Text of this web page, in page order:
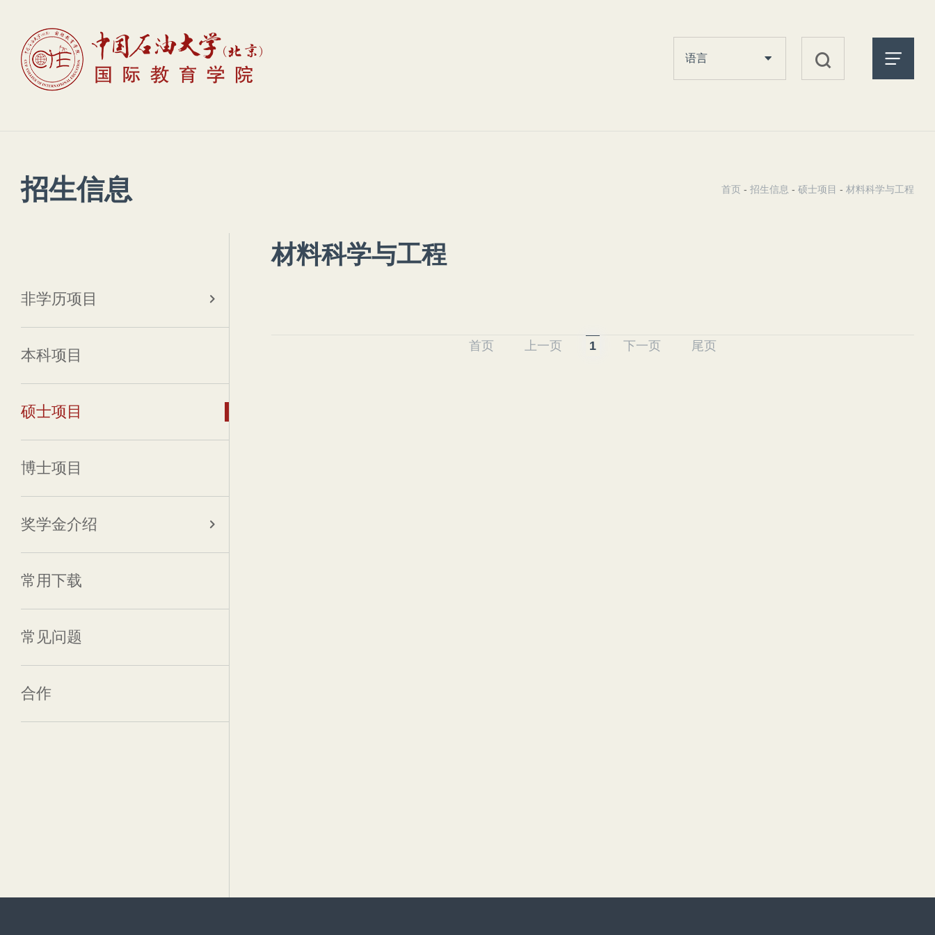
语言
招生信息
非学历项目
本科项目
硕士项目
博士项目
奖学金介绍
常用下载
常见问题
合作
首页 - 招生信息 - 硕士项目 - 材料科学与工程
材料科学与工程
首页 上一页 1 下一页 尾页